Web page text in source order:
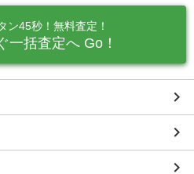
ン45秒！無料査定！
一括査定へ Go！
keyboard_arrow_right
keyboard_arrow_right
keyboard_arrow_right